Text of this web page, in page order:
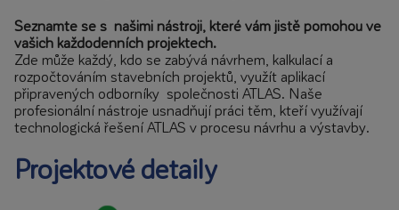
Seznamte se s našimi nástroji, které vám jistě pomohou ve
vašich každodenních projektech.
Zde může každý, kdo se zabývá návrhem, kalkulací a
rozpočtováním stavebních projektů, využít aplikací
připravených odborníky společnosti ATLAS. Naše
profesionální nástroje usnadňují práci těm, kteří využívají
technologická řešení ATLAS v procesu návrhu a výstavby.
Projektové detaily